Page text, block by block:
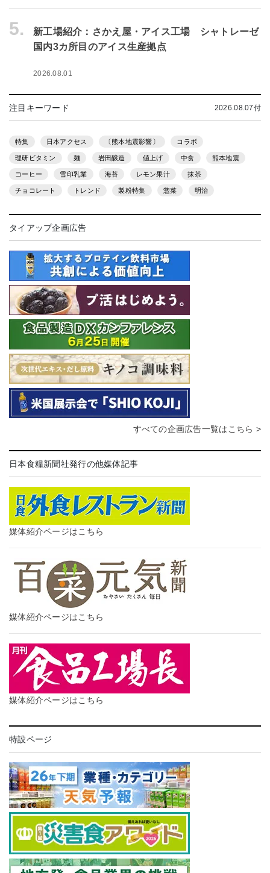
5.
新工場紹介：さかえ屋・アイス工場 シャトレーゼ
国内3カ所目のアイス生産拠点
2026.08.01
注目キーワード 2026.08.07付
特集 日本アクセス 〔熊本地震影響〕 コラボ
理研ビタミン 麺 岩田醸造 値上げ 中食 熊本地震
コーヒー 雪印乳業 海苔 レモン果汁 抹茶
チョコレート トレンド 製粉特集 惣菜 明治
タイアップ企画広告
すべての企画広告一覧はこちら >
日本食糧新聞社発行の他媒体記事
媒体紹介ページはこちら
媒体紹介ページはこちら
媒体紹介ページはこちら
特設ページ